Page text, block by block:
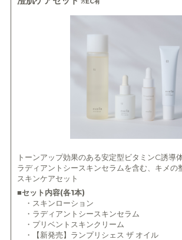
トーンアップ効果のある安定型ビタミンC誘導
ラディアントシースキンセラムを含む、キメの
スキンケアセット
■セット内容(各1本)
・スキンローション
・ラディアントシースキンセラム
・プリベントスキンクリーム
・【新発売】ランプリシェス ザ オイル